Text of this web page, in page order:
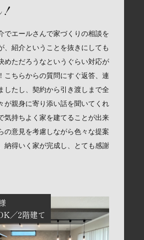
でエールさんで家づくりの相談を
、紹介ということを抜きにしても
めただろうなというぐらい対応が
こちらからの質問にすぐ返答、連
したし、契約から引き渡しまで全
が親身に寄り添い話を聞いてくれ
気持ちよく家を建てることが出来
の意見を考慮しながら色々な提案
納得いく家が完成し、とても感謝
2階建て